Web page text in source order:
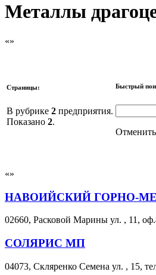
Металлы
Страницы:
В рубрике 2 предприятия.
Показано 2.
Быстрый
Отменить
НАВОИЙСКИЙ ГОРНО-
02660, Расковой Марины ул. , 11,
СОЛЯРИС МП
04073, Скляренко Семена ул. , 15,